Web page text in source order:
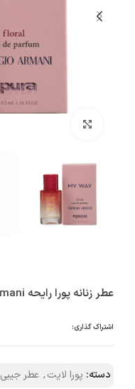
عطر زنانه پورا رایحه My Way Giorgio Armani حجم 35 میل
اشتراک گذاری:
دسته: پورا لایت, عطر جیبی